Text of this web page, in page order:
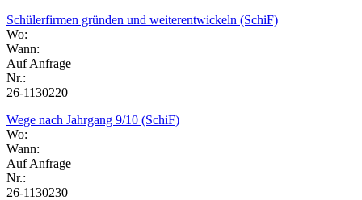
Schülerfirmen gründen und weiterentwickeln (SchiF)
Wo:
Wann:
Auf Anfrage
Nr.:
26-1130220
Wege nach Jahrgang 9/10 (SchiF)
Wo:
Wann:
Auf Anfrage
Nr.:
26-1130230